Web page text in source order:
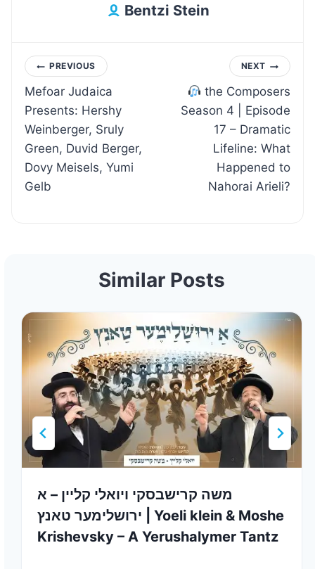
Bentzi Stein
Post
navigation
PREVIOUS
Mefoar Judaica
Presents: Hershy
Weinberger, Sruly
Green, Duvid Berger,
Dovy Meisels, Yumi
Gelb
NEXT
the Composers
Season 4 | Episode
17 – Dramatic
Lifeline: What
Happened to
Nahorai Arieli?
Similar Posts
משה קרישבסקי ויואלי קליין – א
ירושלימער טאנץ | Yoeli klein & Moshe
Krishevsky – A Yerushalymer Tantz